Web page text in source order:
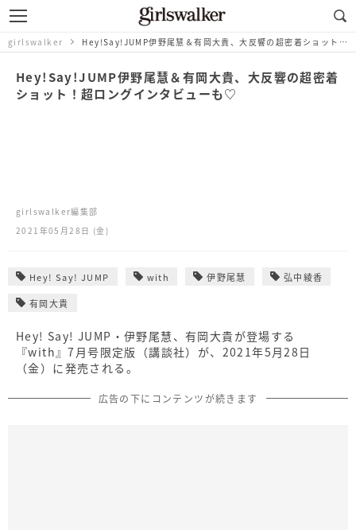
girlswalker Hey!Say!JUMP伊野尾慧＆有岡大貴、大反響の超密着ショット！超ロングインタビューも♡
Hey!Say!JUMP伊野尾慧＆有岡大貴、大反響の超密着
ショット！超ロングインタビューも♡
girlswalker編集部
2021年05月28日 (金)
Hey! Say! JUMP with 伊野尾慧 弘中綾香
有岡大貴
Hey! Say! JUMP・伊野尾慧、有岡大貴が登場する
『with』7月号限定版（講談社）が、2021年5月28日
（金）に発売される。
広告の下にコンテンツが続きます